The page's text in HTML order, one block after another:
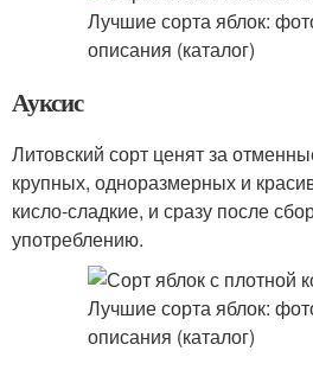
Ауксис
Литовский сорт ценят за
крупных, одноразмерных и
кисло-сладкие, и сразу после
употреблению.